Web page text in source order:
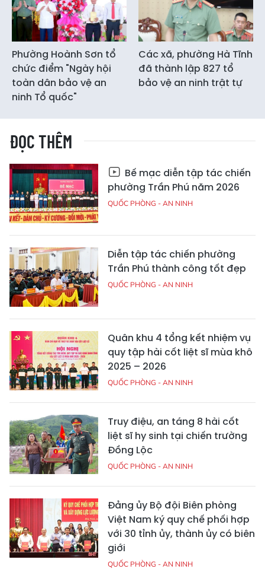
Phường Hoành Sơn tổ
chức điểm "Ngày hội
toàn dân bảo vệ an
ninh Tổ quốc"
Các xã, phường Hà Tĩnh
đã thành lập 827 tổ
bảo vệ an ninh trật tự
ĐỌC THÊM
Bế mạc diễn tập tác chiến
phường Trần Phú năm 2026
QUỐC PHÒNG - AN NINH
Diễn tập tác chiến phường
Trần Phú thành công tốt đẹp
QUỐC PHÒNG - AN NINH
Quân khu 4 tổng kết nhiệm vụ
quy tập hài cốt liệt sĩ mùa khô
2025 – 2026
QUỐC PHÒNG - AN NINH
Truy điệu, an táng 8 hài cốt
liệt sĩ hy sinh tại chiến trường
Đồng Lộc
QUỐC PHÒNG - AN NINH
Đảng ủy Bộ đội Biên phòng
Việt Nam ký quy chế phối hợp
với 30 tỉnh ủy, thành ủy có biên
giới
QUỐC PHÒNG - AN NINH